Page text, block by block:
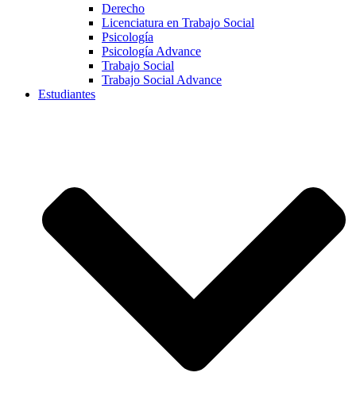
Derecho
Licenciatura en Trabajo Social
Psicología
Psicología Advance
Trabajo Social
Trabajo Social Advance
Estudiantes